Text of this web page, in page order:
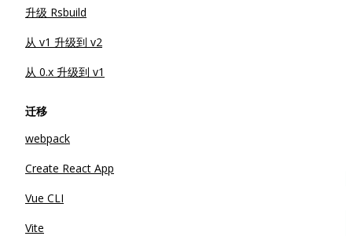
升级 Rsbuild
从 v1 升级到 v2
从 0.x 升级到 v1
迁移
webpack
Create React App
Vue CLI
Vite